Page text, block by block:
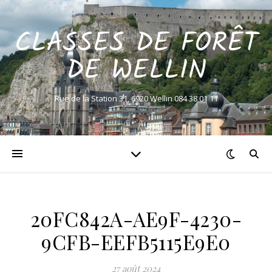
CLASSES DE FORÊT
DE WELLIN
Rue de la Station 31, 6920 Wellin 084 38 01 11
20FC842A-AE9F-4230-
9CFB-EEFB5115E9E0
27 août 2024